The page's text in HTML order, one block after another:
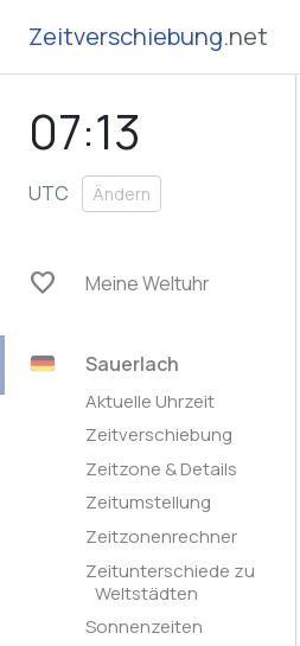
Zeitverschiebung.net
07:13
UTC Ändern
favorite Meine Weltuhr
Sauerlach
Aktuelle Uhrzeit
Zeitverschiebung
Zeitzone & Details
Zeitumstellung
Zeitzonenrechner
Zeitunterschiede zu
Weltstädten
Sonnenzeiten